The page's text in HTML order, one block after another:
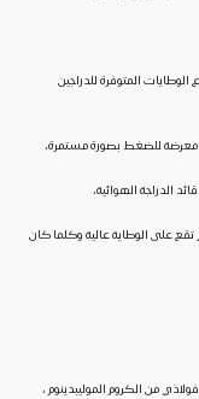
المتوفرة للدراجين
معرضة للضغط بصورة مستمرة،
الدراجة الهوائية،
على الوطاية عالية وكلما كان
من الكروم الموليبدينوم ،